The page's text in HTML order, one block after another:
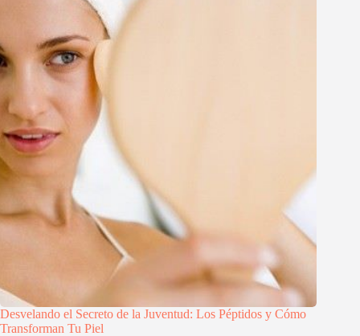
Desvelando el Secreto de la Juventud: Los Péptidos y Cómo
Transforman Tu Piel